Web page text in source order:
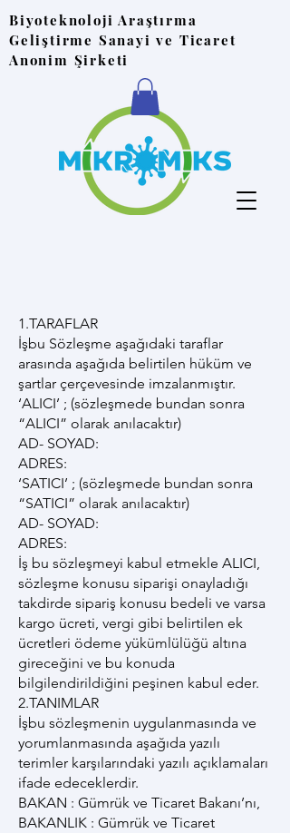
Biyoteknoloji Araştırma
Geliştirme Sanayi ve Ticaret
Anonim Şirketi
1.TARAFLAR
İşbu Sözleşme aşağıdaki taraflar
arasında aşağıda belirtilen hüküm ve
şartlar çerçevesinde imzalanmıştır.
‘ALICI’ ; (sözleşmede bundan sonra
“ALICI” olarak anılacaktır)
AD- SOYAD:
ADRES:
‘SATICI’ ; (sözleşmede bundan sonra
“SATICI” olarak anılacaktır)
AD- SOYAD:
ADRES:
İş bu sözleşmeyi kabul etmekle ALICI,
sözleşme konusu siparişi onayladığı
takdirde sipariş konusu bedeli ve varsa
kargo ücreti, vergi gibi belirtilen ek
ücretleri ödeme yükümlülüğü altına
gireceğini ve bu konuda
bilgilendirildiğini peşinen kabul eder.
2.TANIMLAR
İşbu sözleşmenin uygulanmasında ve
yorumlanmasında aşağıda yazılı
terimler karşılarındaki yazılı açıklamaları
ifade edeceklerdir.
BAKAN : Gümrük ve Ticaret Bakanı’nı,
BAKANLIK : Gümrük ve Ticaret